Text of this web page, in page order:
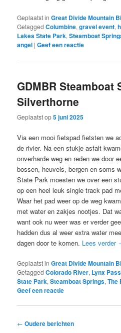
Geplaatst in Great Divide Mountain
Getagged Columbine,gravel event,
Lakes State Park,Steamboat
angel |Geef een reactie
GDMBR Steamboat
Silverthorne
Geplaatst op5 juni 2025
Via een mooi fietspad fietsten we
de rivier. Na een stukje asfalt
onverharde weg en reden we door
bossen, heuvels, bergen en soms
State Park moesten we over een
op een heel leuk single track pad
Waar het pad weer op de weg
met water en zakjes nootjes. Dat
want ook nu weer was er verder
hadden dus al weer extra water
dagen door te komen. Lees verder
Geplaatst in Great Divide Mountain
Getagged Colorado River, Lynx Pass
State Park,Steamboat Springs,The
Geef een reactie
Bericht
← Oudere berichten